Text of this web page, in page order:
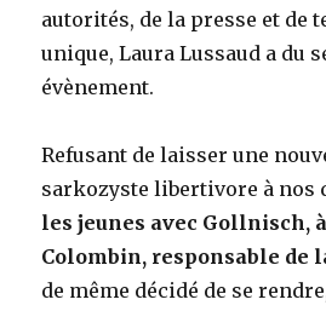
autorités, de la presse et de
unique, Laura Lussaud a du
évènement.
Refusant de laisser une
sarkozyste libertivore à nos
les jeunes avec Gollnisch,
Colombin, responsable de
de même décidé de se